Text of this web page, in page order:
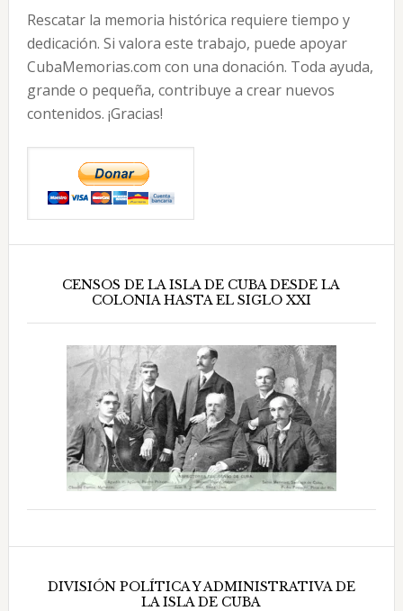
Rescatar la memoria histórica requiere tiempo y
dedicación. Si valora este trabajo, puede apoyar
CubaMemorias.com con una donación. Toda ayuda,
grande o pequeña, contribuye a crear nuevos
contenidos. ¡Gracias!
CENSOS DE LA ISLA DE CUBA DESDE LA
COLONIA HASTA EL SIGLO XXI
DIVISIÓN POLÍTICA Y ADMINISTRATIVA DE
LA ISLA DE CUBA